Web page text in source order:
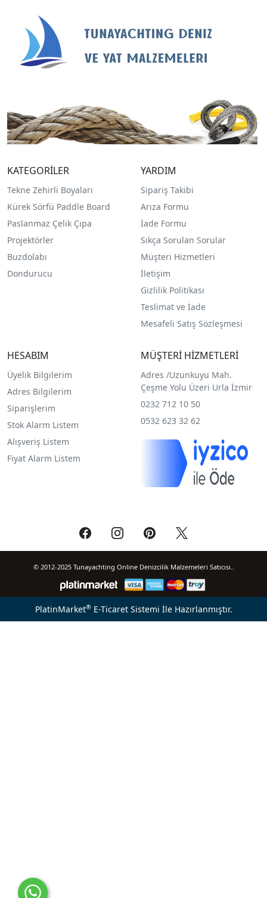
KATEGORİLER
Tekne Zehirli Boyaları
Kürek Sörfü Paddle Board
Paslanmaz Çelik Çıpa
Projektörler
Buzdolabı
Dondurucu
YARDIM
Sipariş Takibi
Arıza Formu
İade Formu
Sıkça Sorulan Sorular
Müşteri Hizmetleri
İletişim
Gizlilik Politikası
Teslimat ve İade
Mesafeli Satış Sözleşmesi
HESABIM
Üyelik Bilgilerim
Adres Bilgilerim
Siparişlerim
Stok Alarm Listem
Alışveriş Listem
Fiyat Alarm Listem
MÜŞTERİ HİZMETLERİ
Adres /Uzunkuyu Mah.
Çeşme Yolu Üzeri Urla İzmir
0232 712 10 50
0532 623 32 62
© 2012-2025 Tunayachting Online Denizcilik Malzemeleri Satıcısı..
PlatinMarket®E-Ticaret Sistemi İle Hazırlanmıştır.